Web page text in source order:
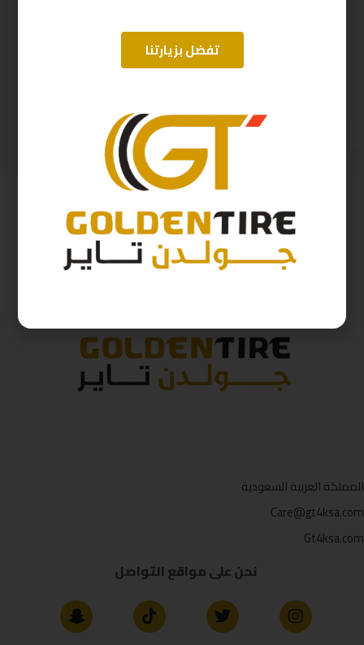
215/60/17 ابولو هندي D2025 96H
441ر.س 397ر.س
المملكة العربية السعودية
Care@gt4ksa.com
Gt4ksa.com
نحن على مواقع التواصل
تفضل بزيارتنا